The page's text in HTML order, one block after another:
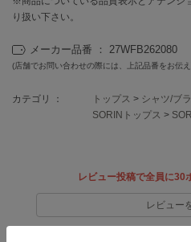
emmi yoga
ETRÉ TOKYO
り扱い下さい。
メーカー品番 ： 27WFB262080
(店舗でお問い合わせの際には、上記品番をお伝
カテゴリ ： トップス > シャツ/ブ
SORINトップス >
レビュー投稿で全員に30
レビュー